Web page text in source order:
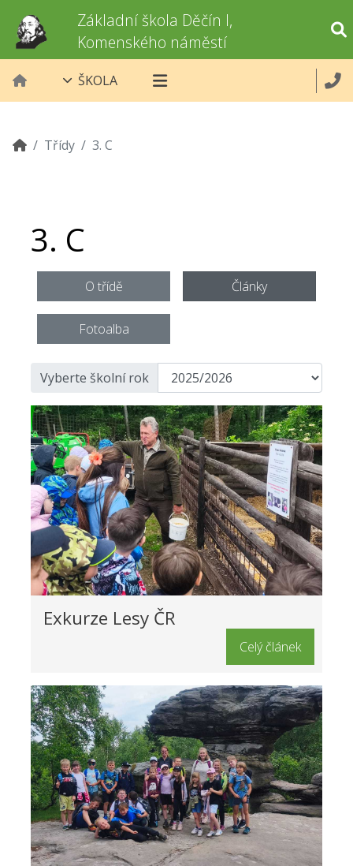
Základní škola Děčín I,
Komenského náměstí
ŠKOLA
Třídy 3. C
3. C
O třídě Články
Fotoalba
Vyberte školní rok
Exkurze Lesy ČR
Celý článek